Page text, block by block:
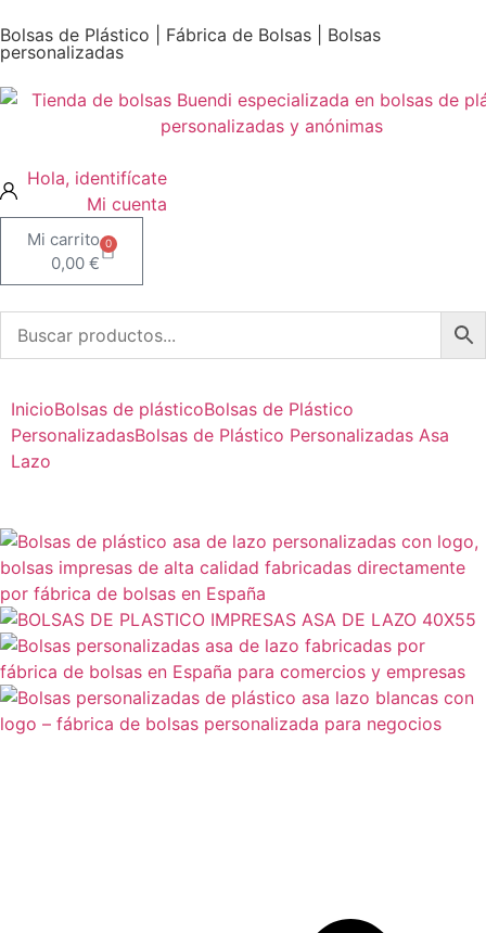
Bolsas de Plástico | Fábrica de Bolsas | Bolsas
personalizadas
Mi cuenta
0,00 €
0
InicioBolsas de plásticoBolsas de Plástico
PersonalizadasBolsas de Plástico Personalizadas Asa
Lazo